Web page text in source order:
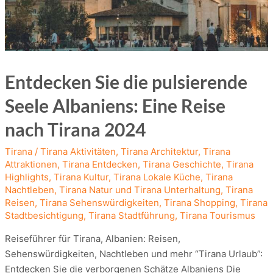
Entdecken Sie die pulsierende
Seele Albaniens: Eine Reise
nach Tirana 2024
Tirana /Tirana Aktivitäten,Tirana Architektur,Tirana
Attraktionen,Tirana Entdecken,Tirana Geschichte,Tirana
Highlights,Tirana Kultur,Tirana Lokale Küche,Tirana
Nachtleben,Tirana Natur und Tirana Unterhaltung,Tirana
Reisen,Tirana Sehenswürdigkeiten,Tirana Shopping,Tirana
Stadtbesichtigung,Tirana Stadtführung,Tirana Tourismus
Reiseführer für Tirana, Albanien: Reisen,
Sehenswürdigkeiten, Nachtleben und mehr “Tirana Urlaub”:
Entdecken Sie die verborgenen Schätze Albaniens Die